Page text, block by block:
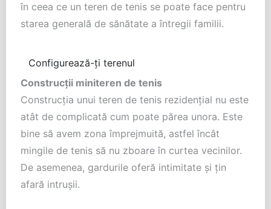
în ceea ce un teren de tenis se poate face pentru
starea generală de sănătate a întregii familii.
Configurează-ți terenul
Construcţii miniteren de tenis
Construcţia unui teren de tenis rezidenţial nu este
atât de complicată cum poate părea unora. Este
bine să avem zona împrejmuită, astfel încât
mingile de tenis să nu zboare în curtea vecinilor.
De asemenea, gardurile oferă intimitate şi ţin
afară intruşii.